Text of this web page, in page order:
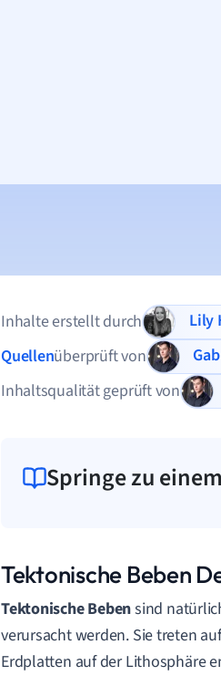
Inhalte erstellt durch
Quellenüberprüft von
Inhaltsqualität geprüft von
Springe zu
Tektonische Beben
Tektonische Bebensind
verursacht werden. Sie treten
Erdplatten auf der Lithosphäre